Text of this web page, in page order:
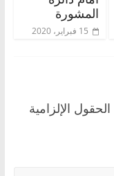
المشورة
15 فبراير، 2020
الحقول الإلزامية